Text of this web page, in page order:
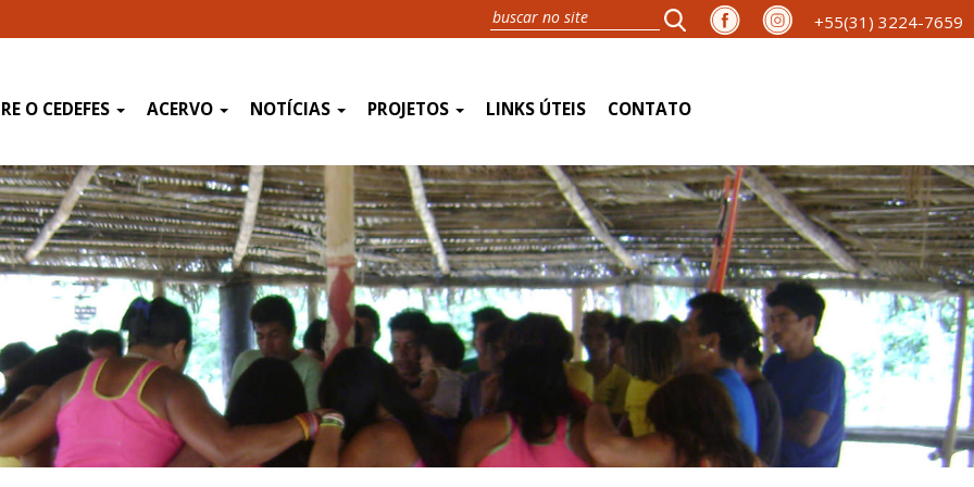
+55(31) 3224-7659
O CEDEFES ACERVO NOTÍCIAS PROJETOS LINKS ÚTEIS CONTATO